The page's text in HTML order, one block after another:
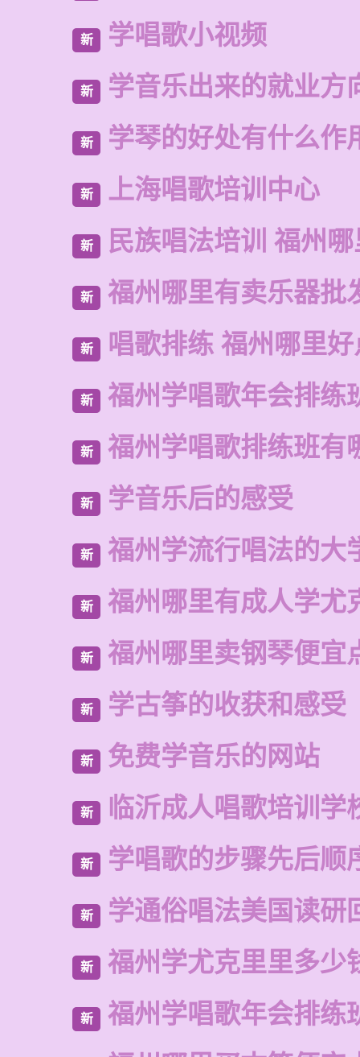
新 学唱歌小视频
新 学音乐出来的就业方
新 学琴的好处有什么作
新 上海唱歌培训中心
新 民族唱法培训 福州
新 福州哪里有卖乐器批
新 唱歌排练 福州哪里
新 福州学唱歌年会排练
新 福州学唱歌排练班有
新 学音乐后的感受
新 福州学流行唱法的大
新 福州哪里有成人学尤
新 福州哪里卖钢琴便宜
新 学古筝的收获和感受
新 免费学音乐的网站
新 临沂成人唱歌培训学
新 学唱歌的步骤先后顺
新 学通俗唱法美国读研
新 福州学尤克里里多少
新 福州学唱歌年会排练